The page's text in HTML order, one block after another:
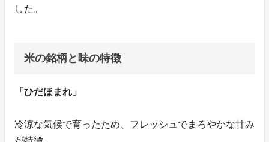
した。
米の銘柄と味の特徴
「ひだほまれ」
冷涼な気候で育ったため、フレッシュでまろやかな甘み